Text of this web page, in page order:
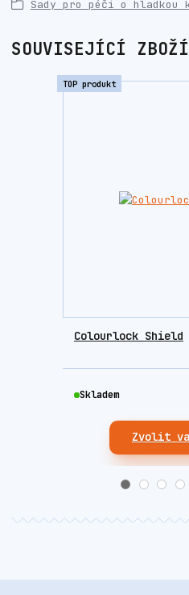
Sady pro péči o hladkou
SOUVISEJÍCÍ ZBOŽÍ
TOP produkt
Colourlock Shield
Skladem
Zvolit